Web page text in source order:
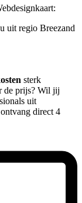
uit regio Breezand
sterk
de prijs? Wil jij
uit
direct 4